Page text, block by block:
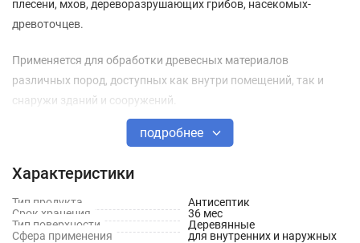
плесени, мхов, дереворазрушающих грибов, насекомых-
древоточцев.
Применяется для обработки древесных материалов
различных пород, доступных как внутри помещений, так и
снаружи зданий и сооружений.
Эффективно защищает деревянные конструкции в жестких
укладке деревянных конструкций в грунт и постоянном
контакте с влагой.
Преимущества
подробнее
Характеристики
Тип продукта
Антисептик
Срок хранения
36 мес
Тип поверхности
Деревянные
Сфера применения
для внутренних и наружных